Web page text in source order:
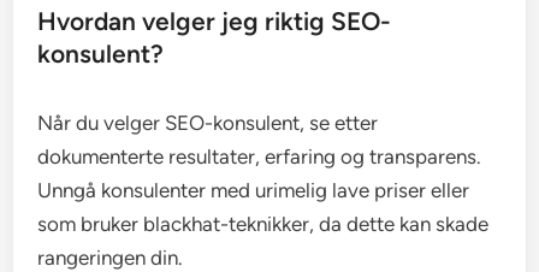
Hvordan velger jeg riktig SEO-
konsulent?
Når du velger SEO-konsulent, se etter
dokumenterte resultater, erfaring og transparens.
Unngå konsulenter med urimelig lave priser eller
som bruker blackhat-teknikker, da dette kan skade
rangeringen din.